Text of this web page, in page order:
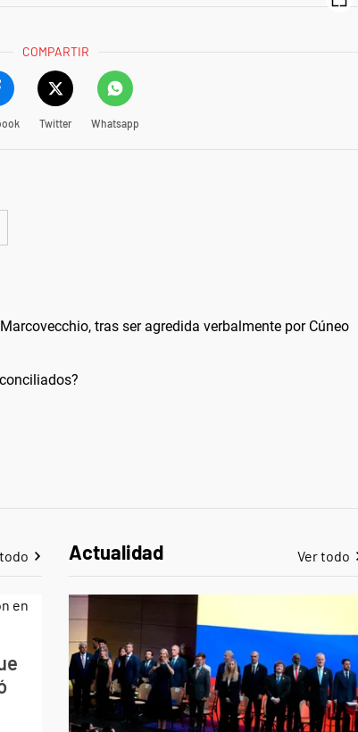
COMPARTIR
Twitter Whatsapp
tras ser agredida verbalmente por Cúneo
Actualidad Ver todo